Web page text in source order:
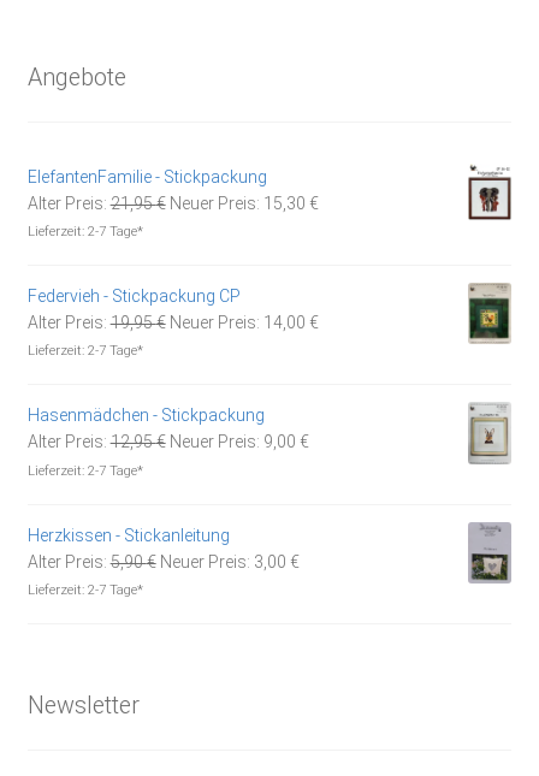
Angebote
ElefantenFamilie - Stickpackung
Alter Preis: 21,95€ Ursprünglicher
Neuer Preis: 15,30 €Aktueller
Lieferzeit: 2-7 Tage*
Federvieh - Stickpackung CP
Alter Preis: 19,95€ Ursprünglicher
Neuer Preis: 14,00 €Aktueller
Lieferzeit: 2-7 Tage*
Hasenmädchen - Stickpackung
Alter Preis: 12,95€ Ursprünglicher
Neuer Preis: 9,00 €Aktueller
Lieferzeit: 2-7 Tage*
Herzkissen - Stickanleitung
Alter Preis: 5,90€ Ursprünglicher
Neuer Preis: 3,00 €Aktueller
Lieferzeit: 2-7 Tage*
Newsletter